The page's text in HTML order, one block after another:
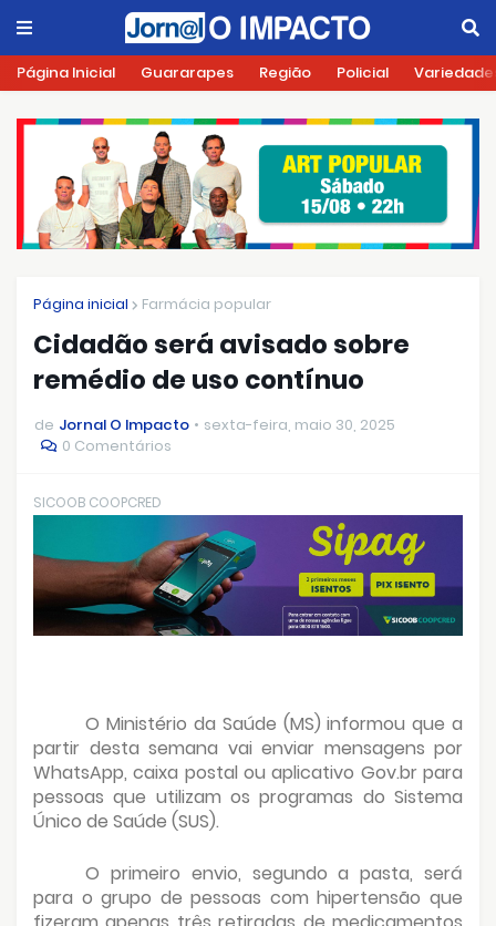
Página Inicial Guararapes Região Policial
Página inicial Farmácia popular
Cidadão será avisado sobre
remédio de uso contínuo
de Jornal O Impacto
sexta-feira, maio 30, 2025
0 Comentários
SICOOB COOPCRED
O Ministério da Saúde (MS) informou que a
partir desta semana vai enviar mensagens por
WhatsApp, caixa postal ou aplicativo Gov.br para
pessoas que utilizam os programas do Sistema
Único de Saúde (SUS).
O primeiro envio, segundo a pasta, será
para o grupo de pessoas com hipertensão que